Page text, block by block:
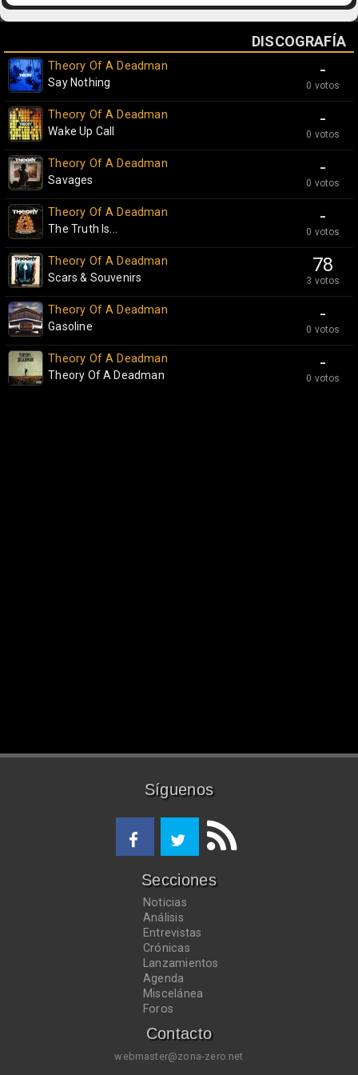
DISCOGRAFÍA
-
0 votos
Theory Of A Deadman
Say Nothing
-
0 votos
Theory Of A Deadman
Wake Up Call
-
0 votos
Theory Of A Deadman
Savages
-
0 votos
Theory Of A Deadman
The Truth Is...
78
3 votos
Theory Of A Deadman
Scars & Souvenirs
-
0 votos
Theory Of A Deadman
Gasoline
-
0 votos
Theory Of A Deadman
Theory Of A Deadman
Síguenos
Secciones
Noticias
Análisis
Entrevistas
Crónicas
Lanzamientos
Agenda
Miscelánea
Foros
Contacto
webmaster@zona-zero.net